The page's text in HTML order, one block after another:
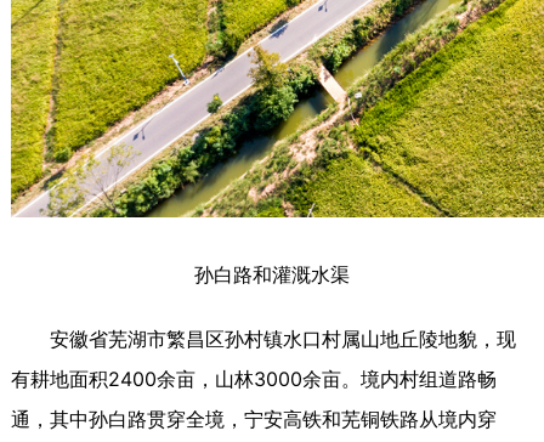
孙白路和灌溉水渠
安徽省芜湖市繁昌区孙村镇水口村属山地丘陵地貌，现
有耕地面积2400余亩，山林3000余亩。境内村组道路畅
通，其中孙白路贯穿全境，宁安高铁和芜铜铁路从境内穿